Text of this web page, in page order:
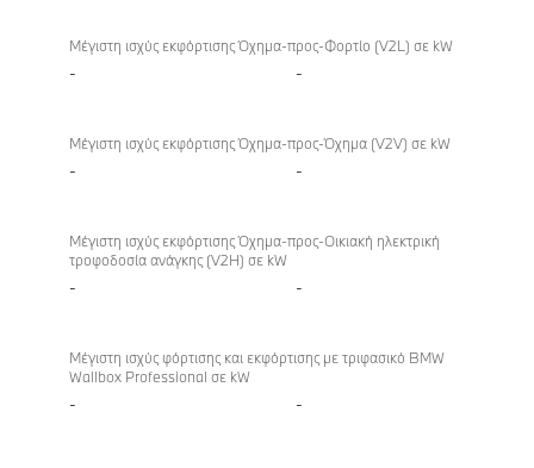
φόρτιση
Μέγιστη ισχύς εκφόρτισης Όχημα-προς-Φορτίο (V2L) σε kW
- -
Μέγιστη ισχύς εκφόρτισης Όχημα-προς-Όχημα (V2V) σε kW
- -
Μέγιστη ισχύς εκφόρτισης Όχημα-προς-Οικιακή ηλεκτρική
τροφοδοσία ανάγκης (V2H) σε kW
- -
Μέγιστη ισχύς φόρτισης και εκφόρτισης με τριφασικό BMW
Wallbox Professional σε kW
- -